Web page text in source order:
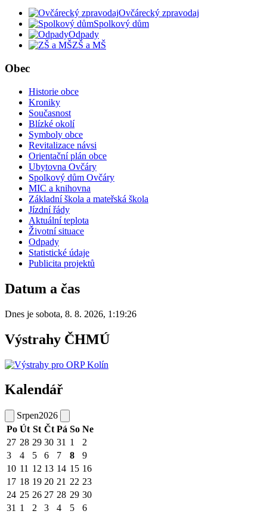
Ovčárecký zpravodaj
Spolkový dům
Odpady
ZŠ a MŠ
Obec
Historie obce
Kroniky
Současnost
Blízké okolí
Symboly obce
Revitalizace návsi
Orientační plán obce
Ubytovna Ovčáry
Spolkový dům Ovčáry
MIC a knihovna
Základní škola a mateřská škola
Jízdní řády
Aktuální teplota
Životní situace
Odpady
Statistické údaje
Publicita projektů
Datum a čas
Dnes je sobota, 8. 8. 2026, 1:19:26
Výstrahy ČHMÚ
Kalendář
Srpen2026
Po Út St Čt Pá So Ne
27 28 29 30 31 1
2
3
4 5 6 7 8
9
10 11 12 13 14 15 16
17 18 19 20 21 22 23
24 25 26 27 28 29 30
31 1 2 3 4 5 6